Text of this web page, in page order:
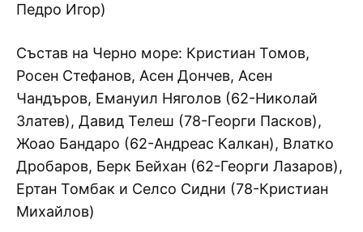
Педро Игор)
Състав на Черно море: Кристиан Томов,
Росен Стефанов, Асен Дончев, Асен
Чандъров, Емануил Няголов (62-Николай
Златев), Давид Телеш (78-Георги Пасков),
Жоао Бандаро (62-Андреас Калкан), Влатко
Дробаров, Берк Бейхан (62-Георги Лазаров),
Ертан Томбак и Селсо Сидни (78-Кристиан
Михайлов)